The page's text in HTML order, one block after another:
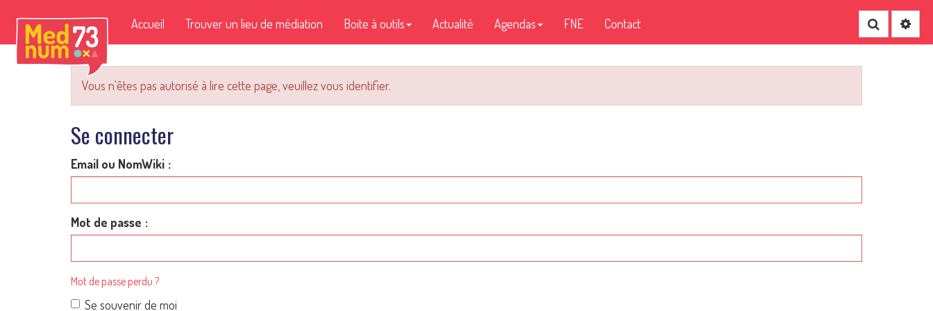
Accueil Trouver un lieu de médiation Boite à outils Actualité Agendas FNE Contact
Vous n'êtes pas autorisé à lire cette page, veuillez vous identifier.
Se connecter
Email ou NomWiki
Mot de passe
Mot de passe perdu ?
Se souvenir de moi